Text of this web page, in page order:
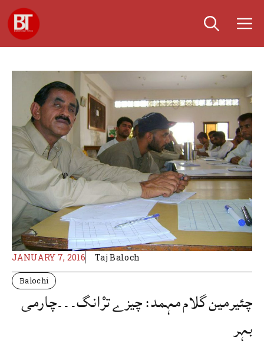
Skip
to
content
JANUARY 7, 2016 Taj Baloch
Balochi
چئیرمین گلام مہمد: چیزے ترْانگ۔۔۔چارمی
بہر